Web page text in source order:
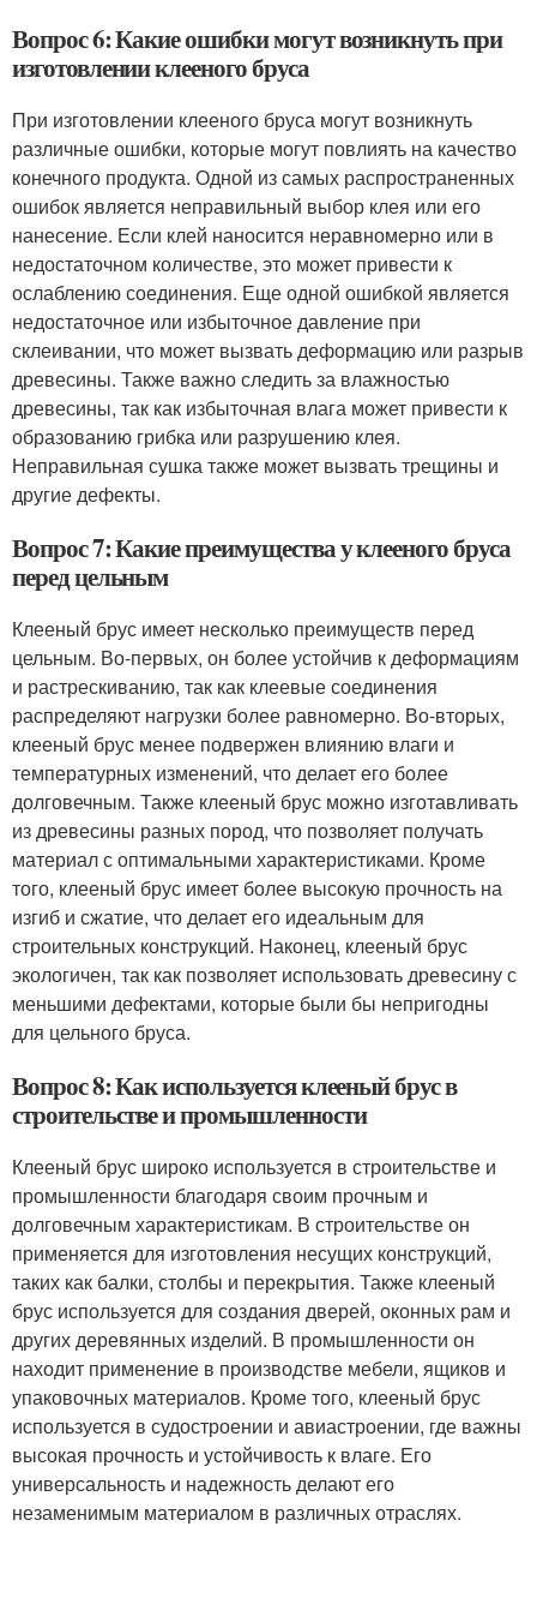
Вопрос 6: Какие ошибки могут возникнуть при
изготовлении клееного бруса
При изготовлении клееного бруса могут возникнуть
различные ошибки, которые могут повлиять на качество
конечного продукта. Одной из самых распространенных
ошибок является неправильный выбор клея или его
нанесение. Если клей наносится неравномерно или в
недостаточном количестве, это может привести к
ослаблению соединения. Еще одной ошибкой является
недостаточное или избыточное давление при
склеивании, что может вызвать деформацию или разрыв
древесины. Также важно следить за влажностью
древесины, так как избыточная влага может привести к
образованию грибка или разрушению клея.
Неправильная сушка также может вызвать трещины и
другие дефекты.
Вопрос 7: Какие преимущества у клееного бруса
перед цельным
Клееный брус имеет несколько преимуществ перед
цельным. Во-первых, он более устойчив к деформациям
и растрескиванию, так как клеевые соединения
распределяют нагрузки более равномерно. Во-вторых,
клееный брус менее подвержен влиянию влаги и
температурных изменений, что делает его более
долговечным. Также клееный брус можно изготавливать
из древесины разных пород, что позволяет получать
материал с оптимальными характеристиками. Кроме
того, клееный брус имеет более высокую прочность на
изгиб и сжатие, что делает его идеальным для
строительных конструкций. Наконец, клееный брус
экологичен, так как позволяет использовать древесину с
меньшими дефектами, которые были бы непригодны
для цельного бруса.
Вопрос 8: Как используется клееный брус в
строительстве и промышленности
Клееный брус широко используется в строительстве и
промышленности благодаря своим прочным и
долговечным характеристикам. В строительстве он
применяется для изготовления несущих конструкций,
таких как балки, столбы и перекрытия. Также клееный
брус используется для создания дверей, оконных рам и
других деревянных изделий. В промышленности он
находит применение в производстве мебели, ящиков и
упаковочных материалов. Кроме того, клееный брус
используется в судостроении и авиастроении, где важны
высокая прочность и устойчивость к влаге. Его
универсальность и надежность делают его
незаменимым материалом в различных отраслях.